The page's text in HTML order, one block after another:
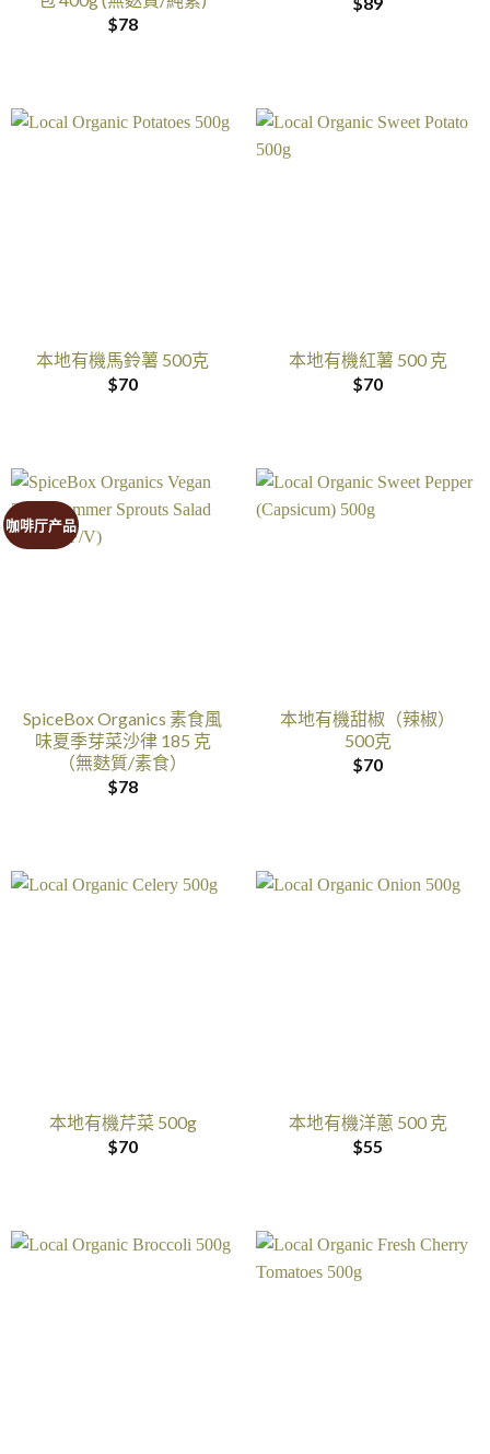
$78
本地有機馬鈴薯 500克
$70
本地有機紅薯 500 克
$70
咖啡厅产品
SpiceBox Organics 素食風
味夏季芽菜沙律 185 克
（無麩質/素食）
$78
本地有機甜椒（辣椒）
500克
$70
本地有機芹菜 500g
$70
本地有機洋蔥 500 克
$55